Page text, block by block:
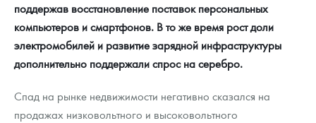
поддержав восстановление поставок персональных
компьютеров и смартфонов. В то же время рост доли
электромобилей и развитие зарядной инфраструктуры
дополнительно поддержали спрос на серебро.
Спад на рынке недвижимости негативно сказался на
продажах низковольтного и высоковольтного